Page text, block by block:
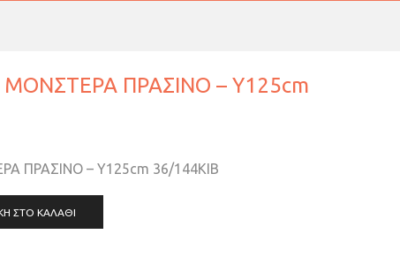
ΠΡΑΣΙΝΟ – Y125cm
ΠΡΑΣΙΝΟ – Y125cm 36/144ΚΙΒ
ΣΤΟ ΚΑΛΆΘΙ